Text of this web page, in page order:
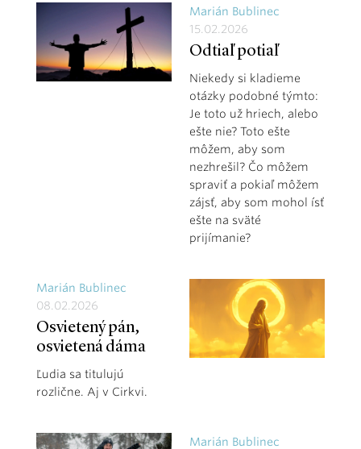
Marián Bublinec
15.02.2026
Odtiaľ potiaľ
Niekedy si kladieme
otázky podobné týmto:
Je toto už hriech, alebo
ešte nie? Toto ešte
môžem, aby som
nezhrešil? Čo môžem
spraviť a pokiaľ môžem
zájsť, aby som mohol ísť
ešte na sväté
prijímanie?
Marián Bublinec
08.02.2026
Osvietený pán,
osvietená dáma
Ľudia sa titulujú
rozlične. Aj v Cirkvi.
Marián Bublinec